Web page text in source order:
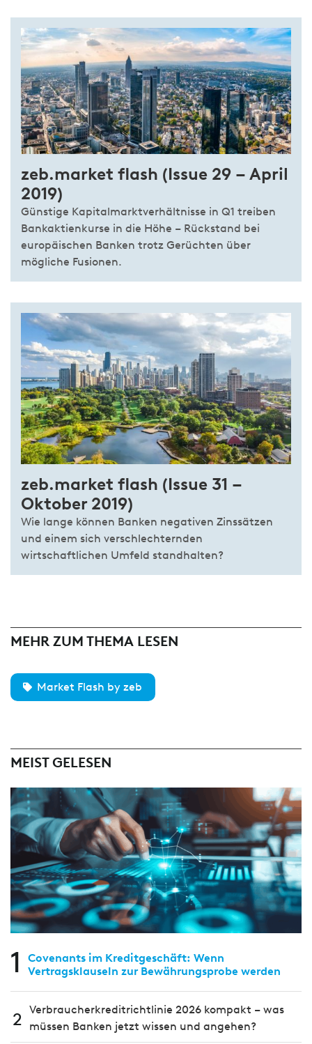
zeb.market flash (Issue 29 – April
2019)
Günstige Kapitalmarktverhältnisse in Q1 treiben
Bankaktienkurse in die Höhe – Rückstand bei
europäischen Banken trotz Gerüchten über
mögliche Fusionen.
zeb.market flash (Issue 31 –
Oktober 2019)
Wie lange können Banken negativen Zinssätzen
und einem sich verschlechternden
wirtschaftlichen Umfeld standhalten?
MEHR ZUM THEMA LESEN
Market Flash by zeb
MEIST GELESEN
1
Covenants im Kreditgeschäft: Wenn
Vertragsklauseln zur Bewährungsprobe werden
2 Verbraucherkreditrichtlinie 2026 kompakt – was
müssen Banken jetzt wissen und angehen?